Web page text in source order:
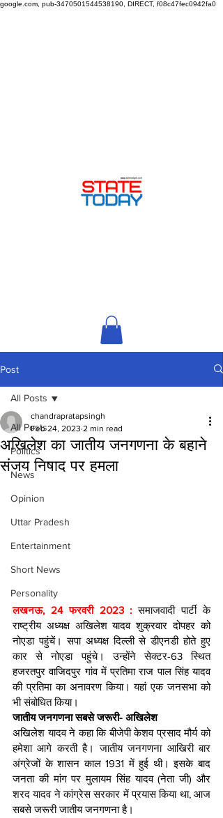
google.com, pub-3470501544538190, DIRECT, f08c47fec0942fa0
Post
All Posts
Politics
News
Opinion
Uttar Pradesh
Entertainment
Short News
Personality
All Posts
अखिलेश का जातीय जनगणना के बहाने
संजय निषाद पर हमला
chandrapratapsingh
Feb 24, 2023 2 min read
लखनऊ, 24 फरवरी 2023 : समाजवादी पार्टी के
राष्ट्रीय अध्यक्ष अखिलेश यादव शुक्रवार दोपहर को
नोएडा पहुंचें। सपा अध्यक्ष दिल्ली से डीएनडी होते हुए
कार से नोएडा पहुंचे। उन्होंने सेक्टर-63 स्थित
हजरतपुर वाजिदपुर गांव में प्रतिमा राज पाल सिंह यादव
की प्रतिमा का अनावरण किया। यहां एक जनसभा को
भी संबोधित किया।
जातीय जनगणना सबसे जरूरी- अखिलेश
अखिलेश यादव ने कहा कि बीजेपी केशव प्रसाद मौर्य को
हमेशा आगे करती है। जातीय जनगणना आखिरी बार
अंग्रेजों के शासन काल 1931 में हुई थी। इसके बाद
जनता की मांग पर मुलायम सिंह यादव (नेता जी) और
शरद यादव ने कांग्रेस सरकार में प्रयास किया था, आज
सबसे जरूरी जातीय जनगणना है।